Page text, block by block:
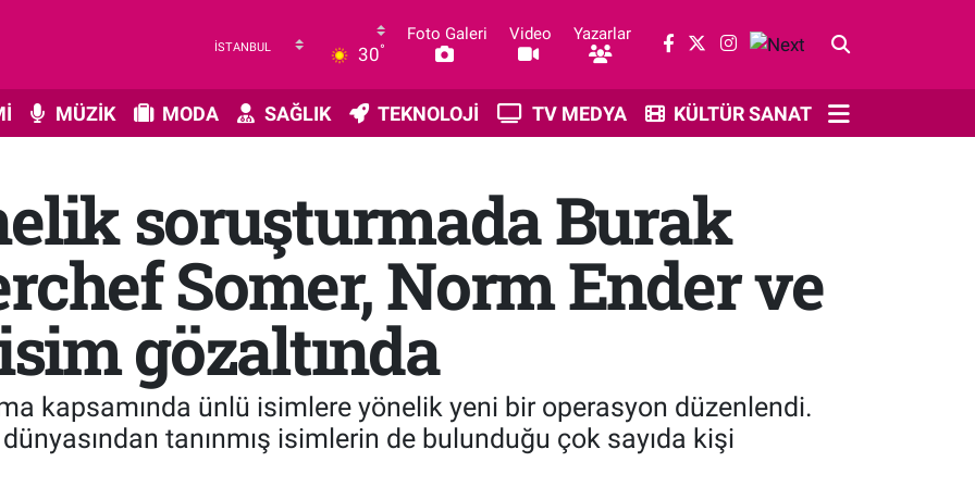
30°
Foto Galeri Video Yazarlar
MÜZİK MODA SAĞLIK TEKNOLOJİ TV MEDYA KÜLTÜR SANAT
soruşturmada Burak
Somer, Norm Ender ve
gözaltında
kapsamında ünlü isimlere yönelik yeni bir operasyon düzenlendi.
tanınmış isimlerin de bulunduğu çok sayıda kişi